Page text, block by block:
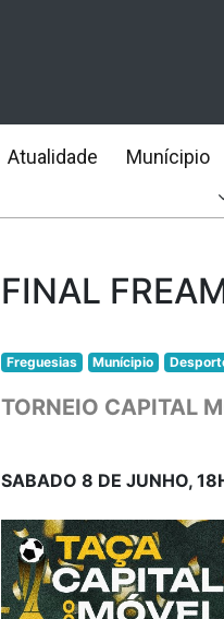
Atualidade Munícipio
FINAL
Freguesias Munícipio
TORNEIO CAPITAL
SABADO 8 DE JUNHO,